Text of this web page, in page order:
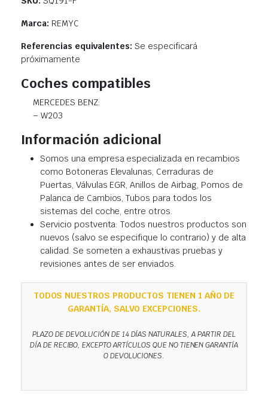
Marca: REMYC
Referencias equivalentes:Se especificará
próximamente
Coches compatibles
MERCEDES BENZ:
– W203
Información adicional
Somos una empresa especializada en recambios
como Botoneras Elevalunas, Cerraduras de
Puertas, Válvulas EGR, Anillos de Airbag, Pomos de
Palanca de Cambios, Tubos para todos los
sistemas del coche, entre otros.
Servicio postventa: Todos nuestros productos son
nuevos (salvo se especifique lo contrario) y de alta
calidad. Se someten a exhaustivas pruebas y
revisiones antes de ser enviados.
TODOS NUESTROS PRODUCTOS TIENEN 1 AÑO DE
GARANTÍA, SALVO EXCEPCIONES.
PLAZO DE DEVOLUCIÓN DE 14 DÍAS NATURALES, A PARTIR DEL
DÍA DE RECIBO, EXCEPTO ARTÍCULOS QUE NO TIENEN GARANTÍA
O DEVOLUCIONES.